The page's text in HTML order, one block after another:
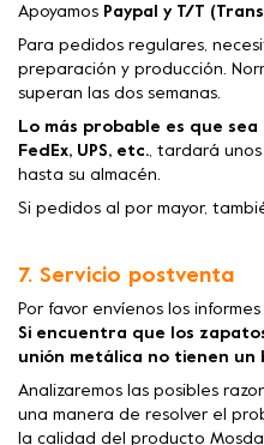
Apoyamos Paypal y T/T
Para pedidos regulares,
preparación y producción.
superan las dos semanas.
Lo más probable es que sea
FedEx, UPS, etc., tardará unos
hasta su almacén.
Si pedidos al por mayor,
7. Servicio postventa
Por favor envíenos los
Si encuentra que los
unión metálica no tienen un
Analizaremos las posibles
una manera de resolver el
la calidad del producto